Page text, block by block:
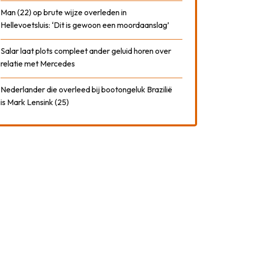
Man (22) op brute wijze overleden in
Hellevoetsluis: ‘Dit is gewoon een moordaanslag’
Salar laat plots compleet ander geluid horen over
relatie met Mercedes
Nederlander die overleed bij bootongeluk Brazilië
is Mark Lensink (25)